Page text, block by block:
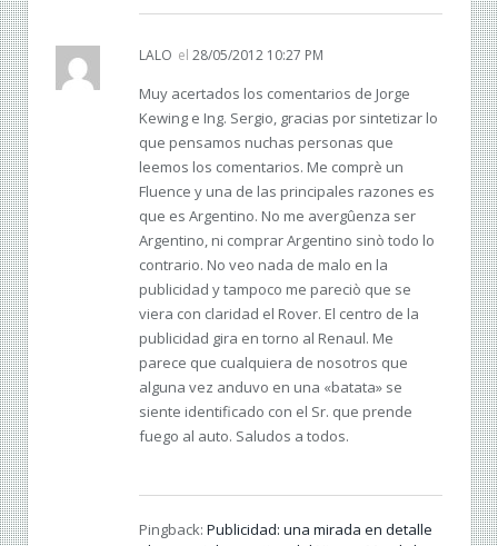
LALO el 28/05/2012 10:27 PM
Muy acertados los comentarios de Jorge
Kewing e Ing. Sergio, gracias por sintetizar lo
que pensamos nuchas personas que
leemos los comentarios. Me comprè un
Fluence y una de las principales razones es
que es Argentino. No me avergûenza ser
Argentino, ni comprar Argentino sinò todo lo
contrario. No veo nada de malo en la
publicidad y tampoco me pareciò que se
viera con claridad el Rover. El centro de la
publicidad gira en torno al Renaul. Me
parece que cualquiera de nosotros que
alguna vez anduvo en una «batata» se
siente identificado con el Sr. que prende
fuego al auto. Saludos a todos.
Pingback: Publicidad: una mirada en detalle